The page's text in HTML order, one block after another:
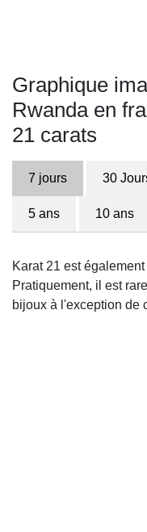
Graphique
Rwanda en
21 carats
7 jours 30
5 ans 10 ans
Karat 21 est
Pratiquement, il est
bijoux à l'exception de